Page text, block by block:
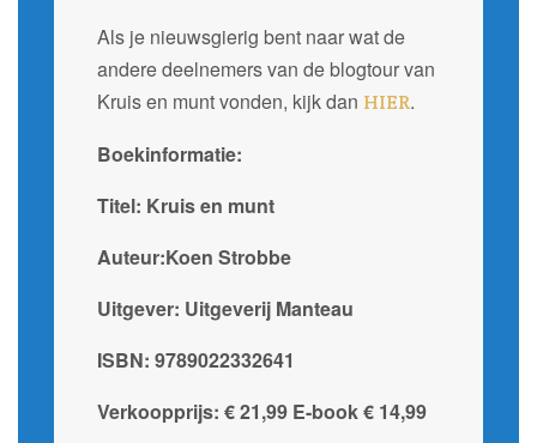
Als je nieuwsgierig bent naar wat de
andere deelnemers van de blogtour van
Kruis en munt vonden, kijk dan HIER.
Boekinformatie:
Titel: Kruis en munt
Auteur:Koen Strobbe
Uitgever: Uitgeverij Manteau
ISBN: 9789022332641
Verkoopprijs: € 21,99 E-book € 14,99